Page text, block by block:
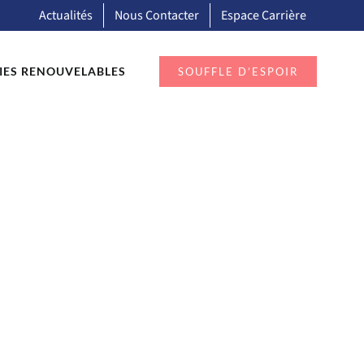
Actualités Nous Contacter Espace Carrière
RENOUVELABLES SOUFFLE D’ESPOIR